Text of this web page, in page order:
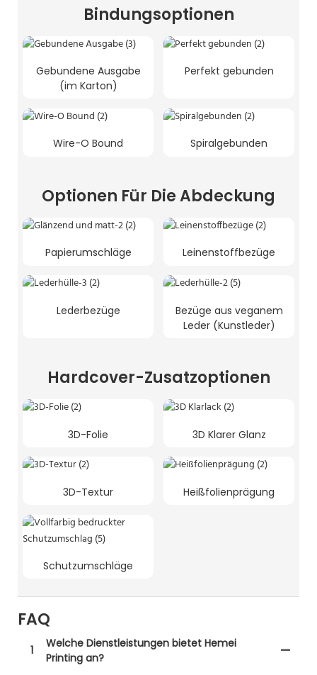
Bindungsoptionen
Gebundene Ausgabe
(im Karton)
Perfekt gebunden
Wire-O Bound Spiralgebunden
Optionen Für Die Abdeckung
Papierumschläge Leinenstoffbezüge
Lederbezüge
Bezüge aus veganem
Leder (Kunstleder)
Hardcover-Zusatzoptionen
3D-Folie 3D Klarer Glanz
3D-Textur Heißfolienprägung
Schutzumschläge
FAQ
1
Welche Dienstleistungen bietet Hemei
Printing an?